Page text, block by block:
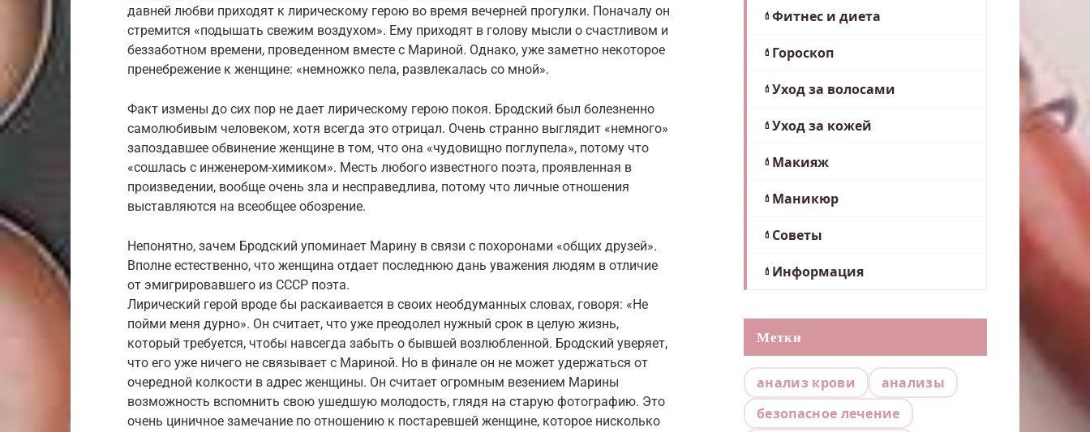
давней любви приходят к лирическому герою во время вечерней прогулки. Поначалу он
стремится «подышать свежим воздухом». Ему приходят в голову мысли о счастливом и
беззаботном времени, проведенном вместе с Мариной. Однако, уже заметно некоторое
пренебрежение к женщине: «немножко пела, развлекалась со мной».
Факт измены до сих пор не дает лирическому герою покоя. Бродский был болезненно
самолюбивым человеком, хотя всегда это отрицал. Очень странно выглядит «немного»
запоздавшее обвинение женщине в том, что она «чудовищно поглупела», потому что
«сошлась с инженером-химиком». Месть любого известного поэта, проявленная в
произведении, вообще очень зла и несправедлива, потому что личные отношения
выставляются на всеобщее обозрение.
Непонятно, зачем Бродский упоминает Марину в связи с похоронами «общих друзей».
Вполне естественно, что женщина отдает последнюю дань уважения людям в отличие
от эмигрировавшего из СССР поэта.
Лирический герой вроде бы раскаивается в своих необдуманных словах, говоря: «Не
пойми меня дурно». Он считает, что уже преодолел нужный срок в целую жизнь,
который требуется, чтобы навсегда забыть о бывшей возлюбленной. Бродский уверяет,
что его уже ничего не связывает с Мариной. Но в финале он не может удержаться от
очередной колкости в адрес женщины. Он считает огромным везением Марины
возможность вспомнить свою ушедшую молодость, глядя на старую фотографию. Это
очень циничное замечание по отношению к постаревшей женщине, которое нисколько
Фитнес и диета
Гороскоп
Уход за волосами
Уход за кожей
Макияж
Маникюр
Советы
Информация
Метки
анализ крови
анализы
безопасное лечение